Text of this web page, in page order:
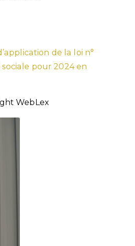
de la loi n°
pour 2024 en
WebLex